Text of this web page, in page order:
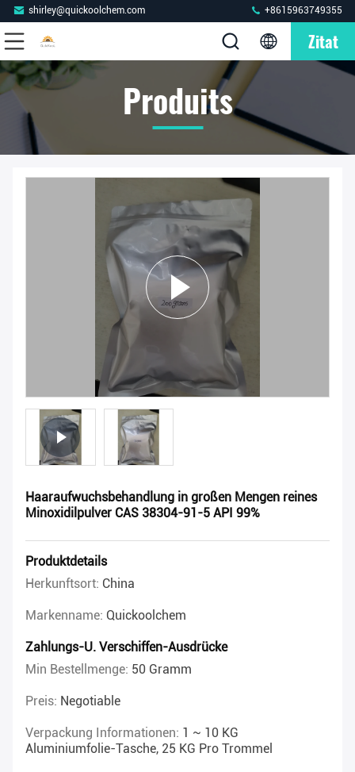
shirley@quickoolchem.com +8615963749355
Zitat
Produits
Haaraufwuchsbehandlung in großen Mengen reines
Minoxidilpulver CAS 38304-91-5 API 99%
Produktdetails
Herkunftsort: China
Markenname: Quickoolchem
Zahlungs-U. Verschiffen-Ausdrücke
Min Bestellmenge: 50 Gramm
Preis: Negotiable
Verpackung Informationen: 1 ~ 10 KG
Aluminiumfolie-Tasche, 25 KG Pro Trommel